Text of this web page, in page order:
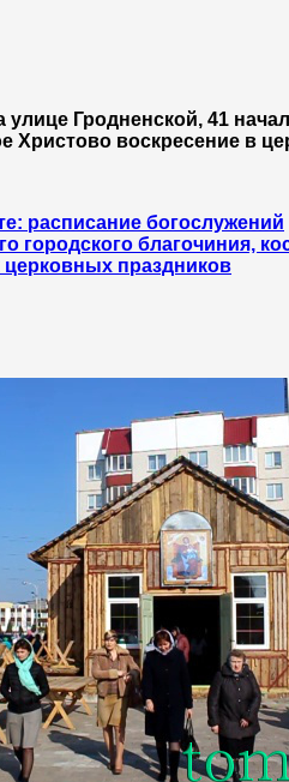
улице Гродненской, 41
Христово воскресение в
расписание богослужений
городского благочиния,
праздников